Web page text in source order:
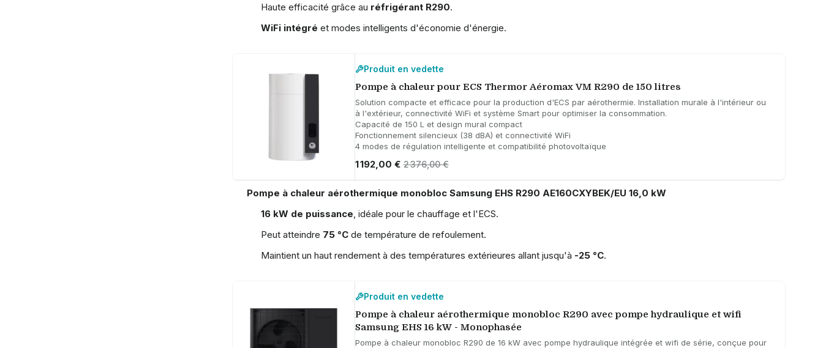
Haute efficacité grâce au réfrigérant R290.
WiFi intégré et modes intelligents d'économie d'énergie.
Produit en vedette
Pompe à chaleur pour ECS Thermor Aéromax VM R290 de 150 litres
Solution compacte et efficace pour la production d'ECS par aérothermie. Installation murale à l'intérieur ou
à l'extérieur, connectivité WiFi et système Smart pour optimiser la consommation.
Capacité de 150 L et design mural compact
Fonctionnement silencieux (38 dBA) et connectivité WiFi
4 modes de régulation intelligente et compatibilité photovoltaïque
1 192,00 € 2 376,00 €
Pompe à chaleur aérothermique monobloc Samsung EHS R290 AE160CXYBEK/EU 16,0 kW
16 kW de puissance, idéale pour le chauffage et l'ECS.
Peut atteindre 75 °Cde température de refoulement.
Maintient un haut rendement à des températures extérieures allant jusqu'à -25 °C.
Produit en vedette
Pompe à chaleur aérothermique monobloc R290 avec pompe hydraulique et wifi
Samsung EHS 16 kW - Monophasée
Pompe à chaleur monobloc R290 de 16 kW avec pompe hydraulique intégrée et wifi de série, conçue pour